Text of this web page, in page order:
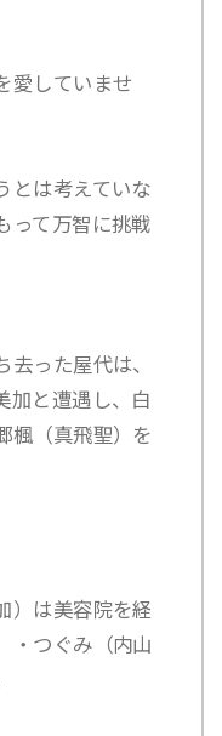
愛していませ
とは考えていな
って万智に挑戦
った屋代は、
加と遭遇し、白
楓（真飛聖） を
） は美容院を経
・ つぐみ（内山